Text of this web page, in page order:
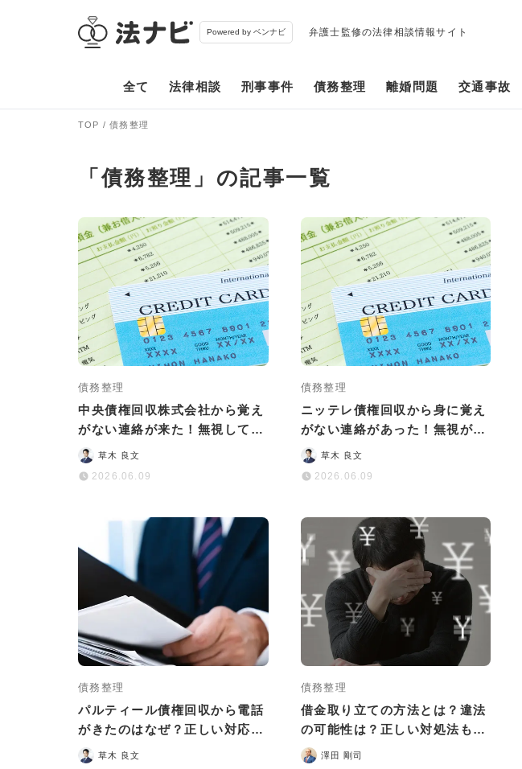
Powered by ベンナビ 弁護士監修の法律相談情報サイト
全て 法律相談 刑事事件 債務整理 離婚問題 交通事故
TOP 債務整理
「債務整理」の記事一覧
債務整理
中央債権回収株式会社から覚え
がない連絡が来た！無視しては
いけない理由と正しい対処法
は？
草木 良文
2026.06.09
債務整理
ニッテレ債権回収から身に覚え
がない連絡があった！無視が危
険な理由や対処法を解説
草木 良文
2026.06.09
債務整理
パルティール債権回収から電話
がきたのはなぜ？正しい対応法
をわかりやすく解説
草木 良文
債務整理
借金取り立ての方法とは？違法
の可能性は？正しい対処法も解
説
澤田 剛司